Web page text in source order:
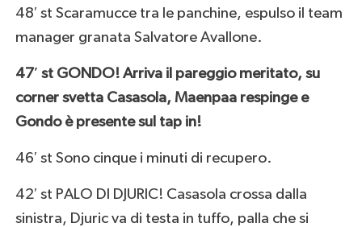
48′ st Scaramucce tra le panchine, espulso il team
manager granata Salvatore Avallone.
47′ st GONDO! Arriva il pareggio meritato, su
corner svetta Casasola, Maenpaa respinge e
Gondo è presente sul tap in!
46′ st Sono cinque i minuti di recupero.
42′ st PALO DI DJURIC! Casasola crossa dalla
sinistra, Djuric va di testa in tuffo, palla che si